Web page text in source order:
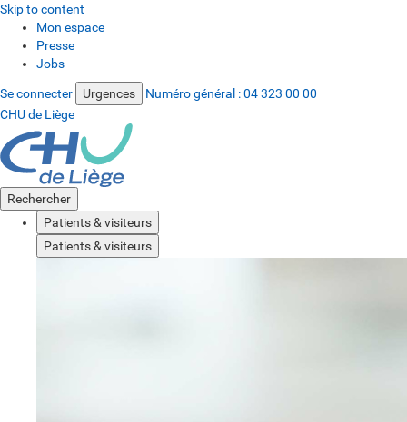
Skip to content
Mon espace
Presse
Jobs
Se connecter Urgences Numéro général :04 323 00 00
CHU de Liège
Rechercher
Patients & visiteurs
Patients & visiteurs